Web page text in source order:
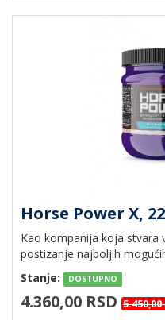
Horse Power X,
Kao kompanija koja stvara
postizanje najboljih
Stanje:
DOSTUPNO
4.360,00 RSD 5.450,00